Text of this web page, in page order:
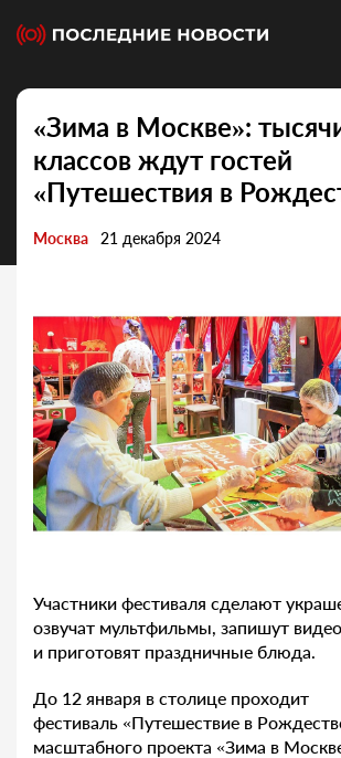
«Зима в Москве»:
классов ждут гостей
«Путешествия в
Москва 21 декабря 2024
Участники фестиваля сделают
озвучат мультфильмы, запишут
и приготовят праздничные блюда.
До 12 января в столице проходит
фестиваль «Путешествие в
масштабного проекта «Зима в